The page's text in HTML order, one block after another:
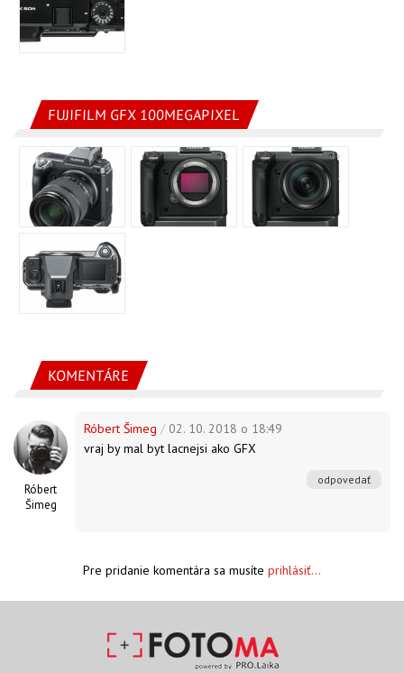
FUJIFILM GFX 100MEGAPIXEL
KOMENTÁRE
Róbert
Šimeg
Róbert Šimeg / 02. 10. 2018 o 18:49
vraj by mal byt lacnejsi ako GFX
odpovedať
Pre pridanie komentára sa musíte prihlásiť...